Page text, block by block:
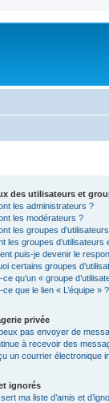
des utilisateurs et
les administrateurs ?
les modérateurs ?
les groupes
les groupes
puis-je devenir le
certains groupes
ce qu’un « groupe
ce que le lien « L’équipe » ?
privée
pas envoyer de
à recevoir des
un courrier électronique
ignorés
ma liste d’amis et